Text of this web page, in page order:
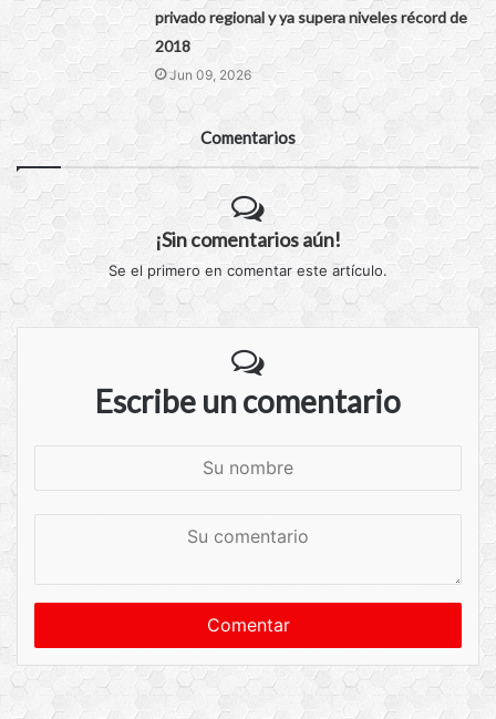
privado regional y ya supera niveles récord de
2018
Jun 09, 2026
Comentarios
¡Sin comentarios aún!
Se el primero en comentar este artículo.
Escribe un comentario
e
n